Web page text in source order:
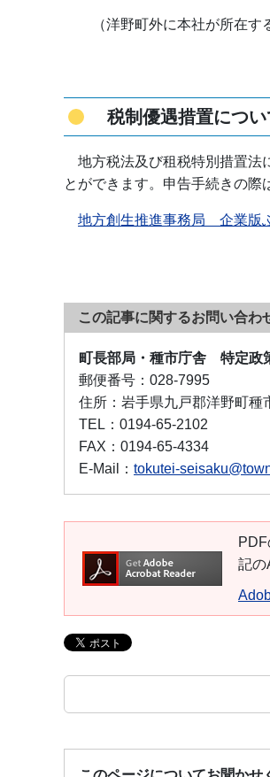
（洋野町外に本社が所在す
税制優遇措置につい
地方税法及び租税特別措置法
とができます。申告手続きの際
地方創生推進事務局 企業版
この記事に関するお問い合わ
町長部局・種市庁舎 特定政
郵便番号： 028-7995
住所： 岩手県九戸郡洋野町
TEL： 0194-65-2102
FAX： 0194-65-4334
E-Mail： tokutei-
記の